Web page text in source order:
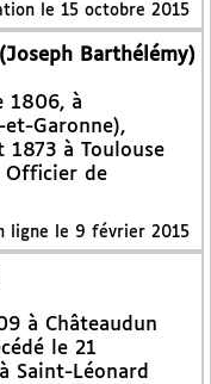
le 15 octobre 2015
Barthélémy)
1806, à
Garonne),
1873 à Toulouse
Officier de
ligne le 9 février 2015
à Châteaudun
le 21
Saint-Léonard